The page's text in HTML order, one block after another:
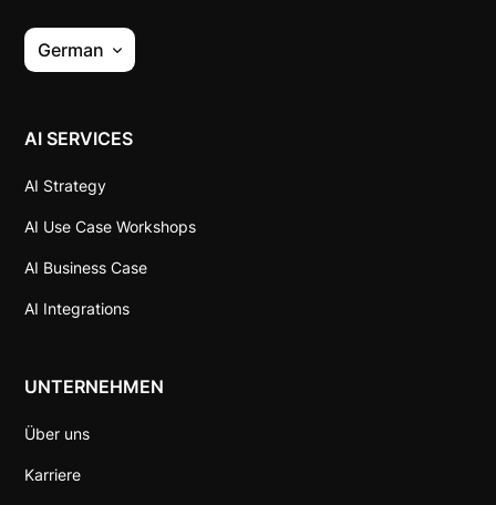
AI SERVICES
AI Strategy
AI Use Case Workshops
AI Business Case
AI Integrations
UNTERNEHMEN
Über uns
Karriere
German